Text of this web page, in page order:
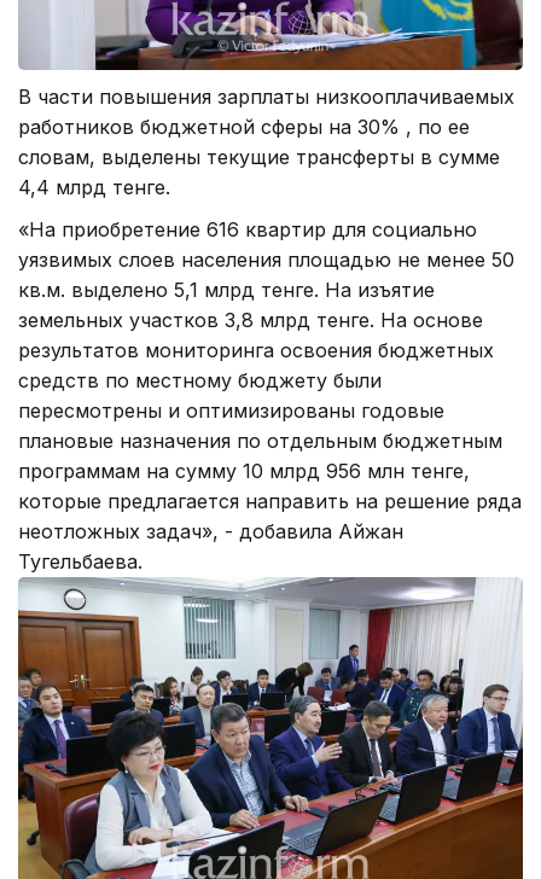
В части повышения зарплаты низкооплачиваемых
работников бюджетной сферы на 30% , по ее
словам, выделены текущие трансферты в сумме
4,4 млрд тенге.
«На приобретение 616 квартир для социально
уязвимых слоев населения площадью не менее 50
кв.м. выделено 5,1 млрд тенге. На изъятие
земельных участков 3,8 млрд тенге. На основе
результатов мониторинга освоения бюджетных
средств по местному бюджету были
пересмотрены и оптимизированы годовые
плановые назначения по отдельным бюджетным
программам на сумму 10 млрд 956 млн тенге,
которые предлагается направить на решение ряда
неотложных задач», - добавила Айжан
Тугельбаева.